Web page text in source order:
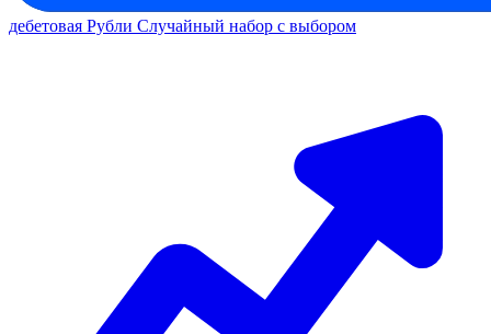
дебетовая Рубли Случайный набор с выбором